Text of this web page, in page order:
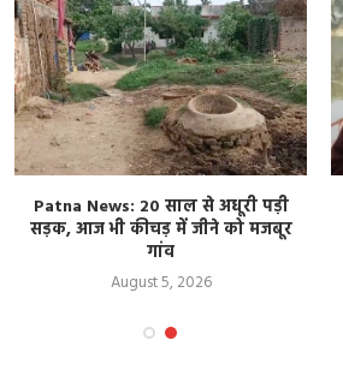
Patna News: 20 साल से अधूरी पड़ी
सड़क, आज भी कीचड़ में जीने को मजबूर
गांव
August 5, 2026